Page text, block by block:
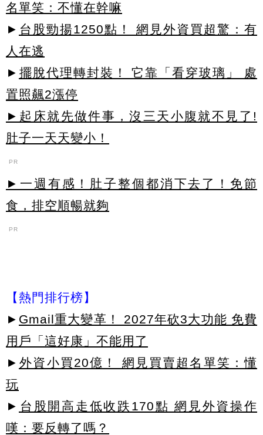
名單笑：不懂在幹嘛
► 台股勁揚1250點！ 網見外資買超驚：有
人在逃
► 擺脫代理轉封裝！ 它靠「看穿玻璃」 處
置照飆2漲停
►起床就先做件事，沒三天小腹就不見了!
肚子一天天變小！
PR
►一週有感！肚子整個都消下去了！免節
食，排空順暢就夠
PR
【熱門排行榜】
► Gmail重大變革！ 2027年砍3大功能 免費
用戶「這好康」不能用了
► 外資小買20億！ 網見買賣超名單笑：懂
玩
► 台股開高走低收跌170點 網見外資操作
嘆：要反轉了嗎？